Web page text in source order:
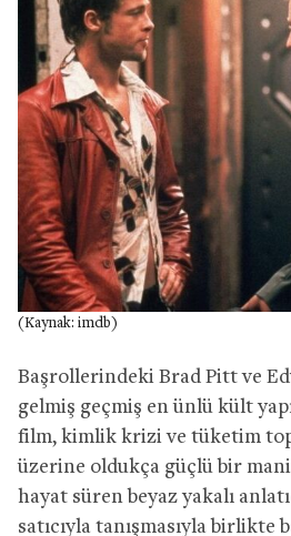
(Kaynak: imdb)
Başrollerindeki Brad Pitt ve
gelmiş geçmiş en ünlü kült
film, kimlik krizi ve tüketim
üzerine oldukça güçlü bir
hayat süren beyaz yakalı
satıcıyla tanışmasıyla birlikte